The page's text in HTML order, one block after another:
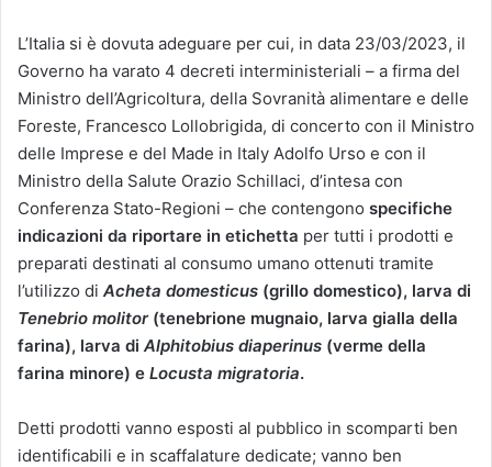
L’Italia si è dovuta adeguare per cui, in data 23/03/2023, il
Governo ha varato 4 decreti interministeriali – a firma del
Ministro dell’Agricoltura, della Sovranità alimentare e delle
Foreste, Francesco Lollobrigida, di concerto con il Ministro
delle Imprese e del Made in Italy Adolfo Urso e con il
Ministro della Salute Orazio Schillaci, d’intesa con
Conferenza Stato-Regioni – che contengono specifiche
indicazioni da riportare in etichetta per tutti i prodotti e
preparati destinati al consumo umano ottenuti tramite
l’utilizzo di Acheta domesticus (grillo domestico), larva di
Tenebrio molitor(tenebrione mugnaio, larva gialla della
farina), larva di Alphitobius diaperinus (verme della
farina minore) e Locusta migratoria.
Detti prodotti vanno esposti al pubblico in scomparti ben
identificabili e in scaffalature dedicate; vanno ben